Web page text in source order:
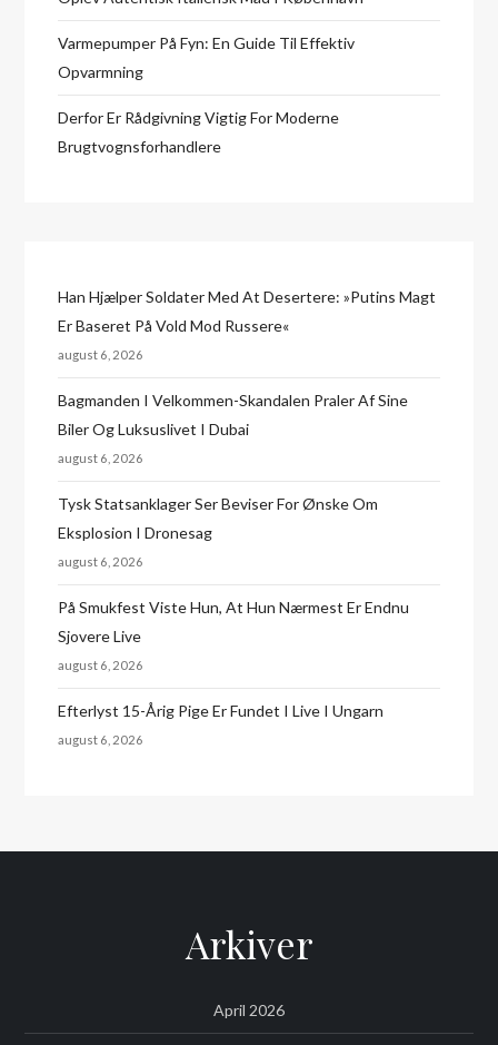
Varmepumper På Fyn: En Guide Til Effektiv
Opvarmning
Derfor Er Rådgivning Vigtig For Moderne
Brugtvognsforhandlere
Han Hjælper Soldater Med At Desertere: »Putins Magt
Er Baseret På Vold Mod Russere«
august 6, 2026
Bagmanden I Velkommen-Skandalen Praler Af Sine
Biler Og Luksuslivet I Dubai
august 6, 2026
Tysk Statsanklager Ser Beviser For Ønske Om
Eksplosion I Dronesag
august 6, 2026
På Smukfest Viste Hun, At Hun Nærmest Er Endnu
Sjovere Live
august 6, 2026
Efterlyst 15-Årig Pige Er Fundet I Live I Ungarn
august 6, 2026
Arkiver
April 2026